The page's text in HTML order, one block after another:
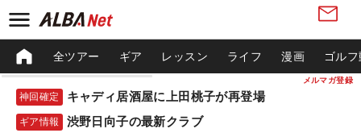
メルマガ登録
全ツアー ギア レッスン ライフ 漫画 ゴル
神回確定 キャディ居酒屋に上田桃子が再登場
ギア情報 渋野日向子の最新クラブ